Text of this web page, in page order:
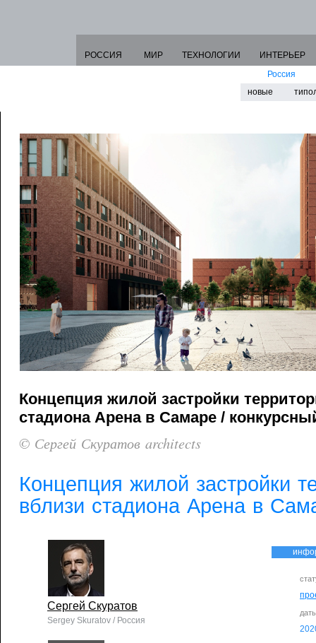
РОССИЯ МИР ТЕХНОЛОГИИ
ИНТЕРЬЕР
Россия
новые
Концепция жилой застройки
стадиона Арена в Самаре /
© Сергей Скуратов architects
Концепция жилой застройки
вблизи стадиона Арена в
Сергей Скуратов
Sergey Skuratov / Россия